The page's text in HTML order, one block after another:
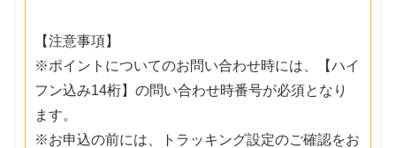
【注意事項】
※ポイントについてのお問い合わせ時には、【ハイ
フン込み14桁】の問い合わせ時番号が必須となり
ます。
※お申込の前には、トラッキング設定のご確認をお